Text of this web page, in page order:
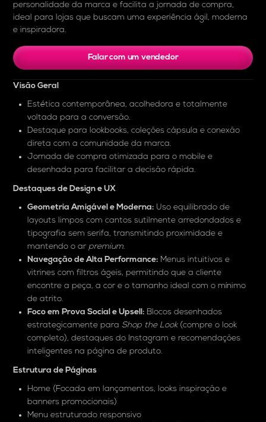
personalidade da marca e facilita a jornada de compra,
ideal para lojas que buscam uma experiência ágil, moderna
e inspiradora.
Falar com um vendedor
Visão Geral
Estética contemporânea, acolhedora e totalmente
voltada para a conversão.
Destaque para lookbooks, coleções cápsula e conexão
direta com a comunidade da marca.
Jornada de compra otimizada para o mobile e
desenhada para facilitar a decisão rápida.
Destaques de Design e UX
Geometria Amigável e Moderna: Uso equilibrado de
layouts limpos com cantos sutilmente arredondados e
tipografia sem serifa, transmitindo proximidade e
mantendo o arpremium.
Navegação de Alta Performance: Menus intuitivos e
vitrines com filtros ágeis, permitindo que a cliente
encontre a peça, a cor e o tamanho ideal com o mínimo
de atrito.
Foco em Prova Social e Upsell: Blocos desenhados
estrategicamente para Shop the Look(compre o look
completo), destaques do Instagram e recomendações
inteligentes na página de produto.
Estrutura de Páginas
Home (Focada em lançamentos, looks inspiração e
banners promocionais)
Menu estruturado responsivo